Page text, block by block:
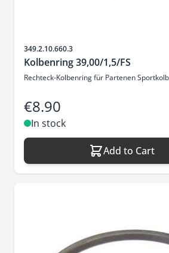
Sku
349.2.10.660.3
Kolbenring 39,00/1,5/FS
Rechteck-Kolbenring für Partenen
€8.90
In stock
Add to Cart